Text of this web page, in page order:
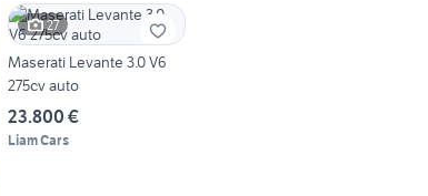
27
Maserati Levante 3.0 V6
275cv auto
23.800 €
Liam Cars